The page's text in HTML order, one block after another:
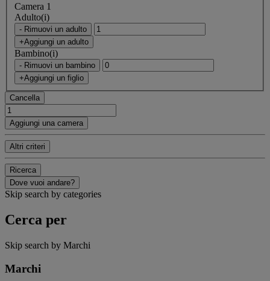
Camera 1
Adulto(i)
- Rimuovi un adulto
+Aggiungi un adulto
Bambino(i)
- Rimuovi un bambino
+Aggiungi un figlio
Cancella
Aggiungi una camera
Altri criteri
Ricerca
Dove vuoi andare?
Skip search by categories
Cerca per
Skip search by Marchi
Marchi